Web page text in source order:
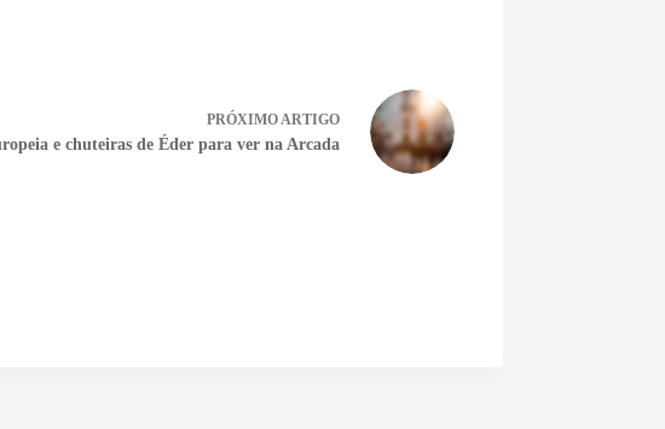
PRÓXIMOARTIGO
e chuteiras de Éder para ver na Arcada